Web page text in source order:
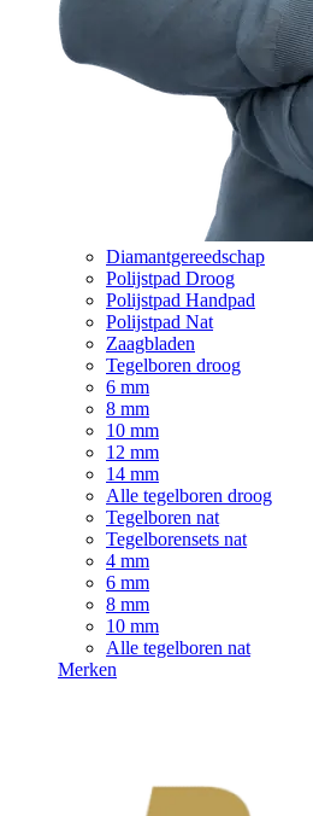
Diamantgereedschap
Polijstpad Droog
Polijstpad Handpad
Polijstpad Nat
Zaagbladen
Tegelboren droog
6 mm
8 mm
10 mm
12 mm
14 mm
Alle tegelboren droog
Tegelboren nat
Tegelborensets nat
4 mm
6 mm
8 mm
10 mm
Alle tegelboren nat
Merken